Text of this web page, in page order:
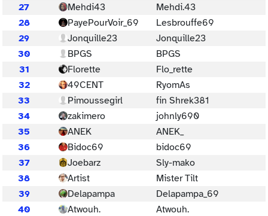
27
Mehdi43
Mehdi.43
28
PayePourVoir_69
Lesbrouffe69
29
Jonquille23
Jonquille23
30
BPGS
BPGS
31
Florette
Flo_rette
32
49CENT
RyomAs
33
Pimoussegirl
fin Shrek381
34
zakimero
johnly690
35
ANEK
ANEK_
36
Bidoc69
bidoc69
37
Joebarz
Sly-mako
38
Artist
Mister Tilt
39
Delapampa
Delapampa_69
40
Atwouh.
Atwouh.